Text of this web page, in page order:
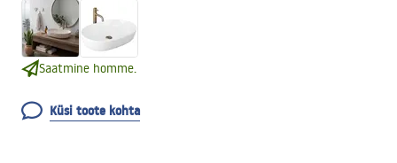
Saatmine homme.
Küsi toote kohta